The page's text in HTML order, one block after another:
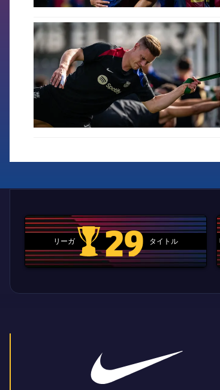
FCB Barcelona badge
リーガ
La Liga trophy
29 タイトル